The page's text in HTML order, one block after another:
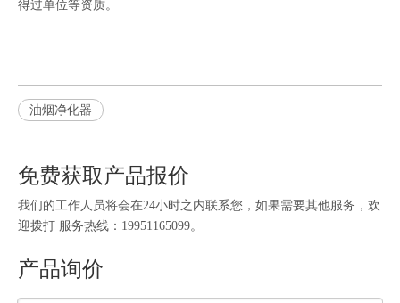
得过单位等资质。
油烟净化器
免费获取产品报价
我们的工作人员将会在24小时之内联系您，如果需要其他服务，欢
迎拨打 服务热线：19951165099。
产品询价